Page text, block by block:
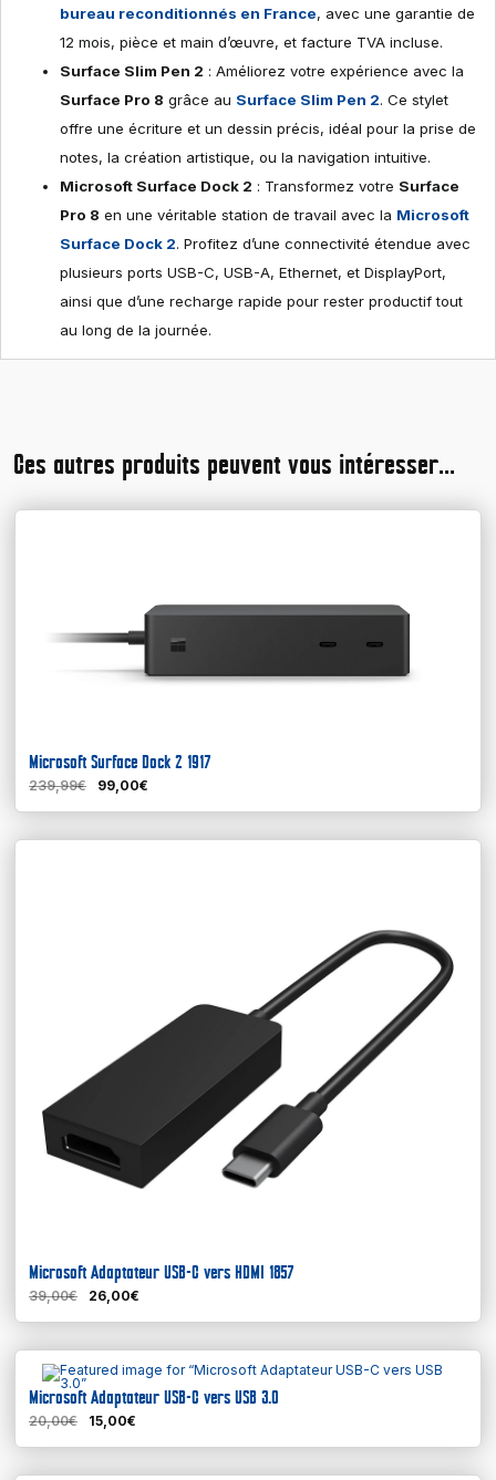
bureau reconditionnés en France, avec une garantie de
12 mois, pièce et main d’œuvre, et facture TVA incluse.
Surface Slim Pen 2 : Améliorez votre expérience avec la
Surface Pro 8 grâce au Surface Slim Pen 2. Ce stylet
offre une écriture et un dessin précis, idéal pour la prise de
notes, la création artistique, ou la navigation intuitive.
Microsoft Surface Dock 2 : Transformez votre Surface
Pro 8 en une véritable station de travail avec la Microsoft
Surface Dock 2. Profitez d’une connectivité étendue avec
plusieurs ports USB-C, USB-A, Ethernet, et DisplayPort,
ainsi que d’une recharge rapide pour rester productif tout
au long de la journée.
Ces autres produits peuvent vous intéresser...
Microsoft Surface Dock 2 1917
239,99€ 99,00€
Microsoft Adaptateur USB-C vers HDMI 1857
39,00€ 26,00€
En savoir plus
Microsoft Adaptateur USB-C vers USB 3.0
20,00€ 15,00€